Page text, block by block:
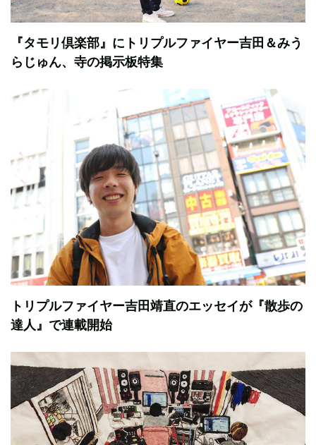
『タモリ倶楽部』にトリプルファイヤー吉田＆みう
らじゅん、寺の掲示板特集
トリプルファイヤー吉田靖直のエッセイが『散歩の
達人』で連載開始